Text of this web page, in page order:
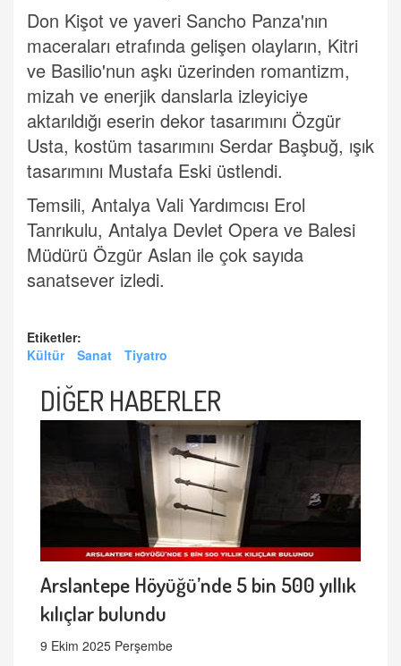
Don Kişot ve yaveri Sancho Panza'nın
maceraları etrafında gelişen olayların, Kitri
ve Basilio'nun aşkı üzerinden romantizm,
mizah ve enerjik danslarla izleyiciye
aktarıldığı eserin dekor tasarımını Özgür
Usta, kostüm tasarımını Serdar Başbuğ, ışık
tasarımını Mustafa Eski üstlendi.
Temsili, Antalya Vali Yardımcısı Erol
Tanrıkulu, Antalya Devlet Opera ve Balesi
Müdürü Özgür Aslan ile çok sayıda
sanatsever izledi.​​​​​​
Etiketler:
Kültür
Sanat Tiyatro
DİĞER HABERLER
Arslantepe Höyüğü’nde 5 bin 500 yıllık
kılıçlar bulundu
9 Ekim 2025 Perşembe